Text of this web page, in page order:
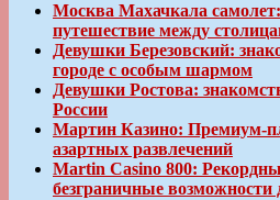
Москва Махачкала
путешествие между
Девушки Березовский:
городе с особым шармом
Девушки Ростова:
России
Мартин Казино: Премиум-
азартных развлечений
Martin Casino 800:
безграничные